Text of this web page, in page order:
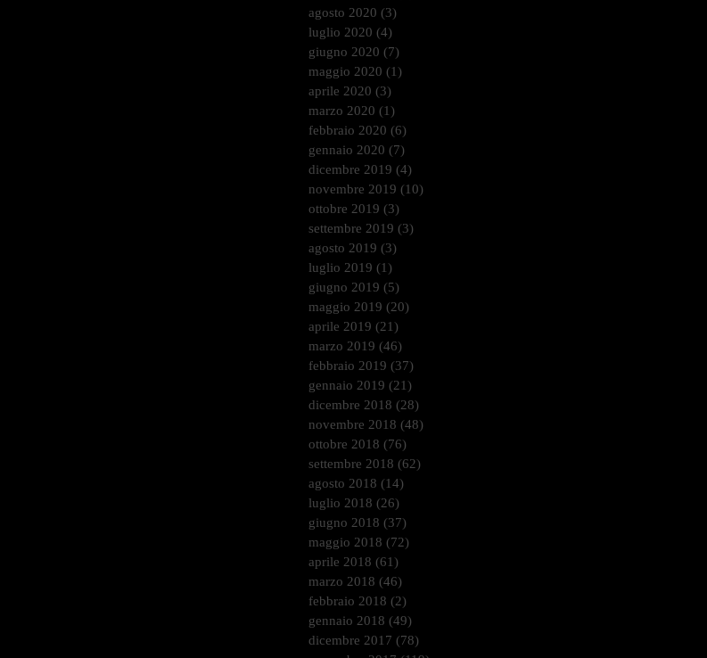
agosto 2020 (3)
luglio 2020 (4)
giugno 2020 (7)
maggio 2020 (1)
aprile 2020 (3)
marzo 2020 (1)
febbraio 2020 (6)
gennaio 2020 (7)
dicembre 2019 (4)
novembre 2019 (10)
ottobre 2019 (3)
settembre 2019 (3)
agosto 2019 (3)
luglio 2019 (1)
giugno 2019 (5)
maggio 2019 (20)
aprile 2019 (21)
marzo 2019 (46)
febbraio 2019 (37)
gennaio 2019 (21)
dicembre 2018 (28)
novembre 2018 (48)
ottobre 2018 (76)
settembre 2018 (62)
agosto 2018 (14)
luglio 2018 (26)
giugno 2018 (37)
maggio 2018 (72)
aprile 2018 (61)
marzo 2018 (46)
febbraio 2018 (2)
gennaio 2018 (49)
dicembre 2017 (78)